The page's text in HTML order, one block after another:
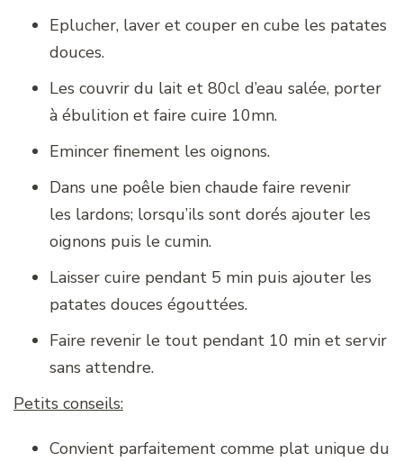
Eplucher, laver et couper en cube les patates
douces.
Les couvrir du lait et 80cl d’eau salée, porter
à ébulition et faire cuire 10mn.
Emincer finement les oignons.
Dans une poêle bien chaude faire revenir
les lardons; lorsqu’ils sont dorés ajouter les
oignons puis le cumin.
Laisser cuire pendant 5 min puis ajouter les
patates douces égouttées.
Faire revenir le tout pendant 10 min et servir
sans attendre.
Petits conseils:
Convient parfaitement comme plat unique du